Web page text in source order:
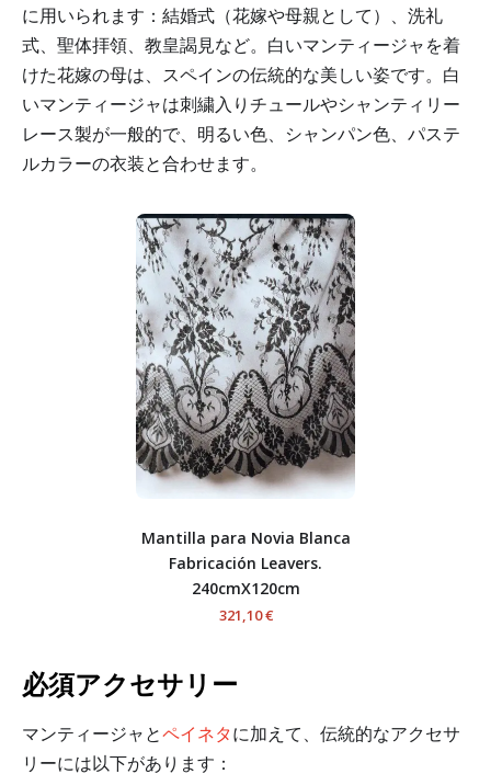
に用いられます：結婚式（花嫁や母親として）、洗礼
式、聖体拝領、教皇謁見など。白いマンティージャを着
けた花嫁の母は、スペインの伝統的な美しい姿です。白
いマンティージャは刺繍入りチュールやシャンティリー
レース製が一般的で、明るい色、シャンパン色、パステ
ルカラーの衣装と合わせます。
Mantilla para Novia Blanca
Fabricación Leavers.
240cmX120cm
321,10 €
必須アクセサリー
マンティージャとペイネタに加えて、伝統的なアクセサ
リーには以下があります：